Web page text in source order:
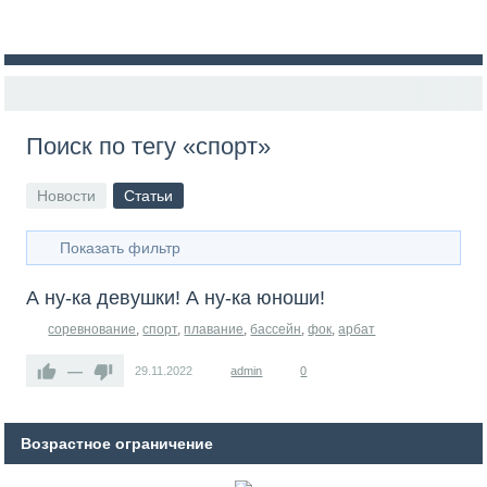
Поиск по тегу «спорт»
Новости Статьи
Показать фильтр
А ну-ка девушки! А ну-ка юноши!
соревнование,спорт, плавание,бассейн,фок,арбат
— 29.11.2022 admin 0
Возрастное ограничение